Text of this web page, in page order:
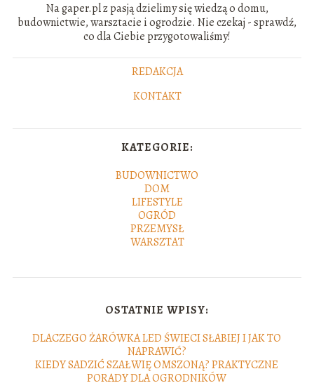
Na gaper.pl z pasją dzielimy się wiedzą o domu,
budownictwie, warsztacie i ogrodzie. Nie czekaj - sprawdź,
co dla Ciebie przygotowaliśmy!
REDAKCJA
KONTAKT
KATEGORIE:
BUDOWNICTWO
DOM
LIFESTYLE
OGRÓD
PRZEMYSŁ
WARSZTAT
OSTATNIE WPISY:
DLACZEGO ŻARÓWKA LED ŚWIECI SŁABIEJ I JAK TO
NAPRAWIĆ?
KIEDY SADZIĆ SZAŁWIĘ OMSZONĄ? PRAKTYCZNE
PORADY DLA OGRODNIKÓW